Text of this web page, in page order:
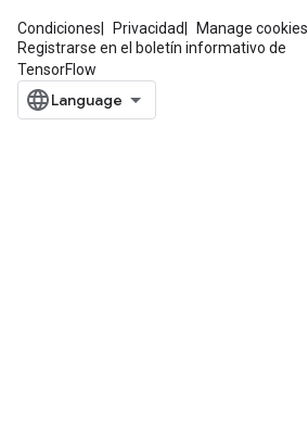
Condiciones Privacidad
Manage cookies
Registrarse en el boletín informativo de
TensorFlow